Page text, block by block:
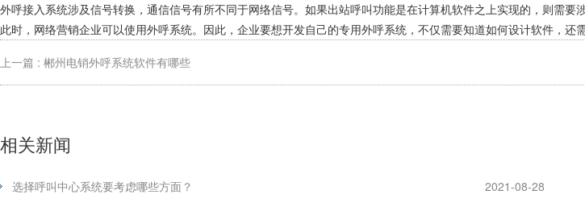
外呼接入系统涉及信号转换，通信信号有所不同于网络信号。如果出站呼叫功能是在计算机软件之上实现的，则需
此时，网络营销企业可以使用外呼系统。因此，企业要想开发自己的专用外呼系统，不仅需要知道如何设计软件，还
上一篇 : 郴州电销外呼系统软件有哪些
相关新闻
2021-08-28
选择呼叫中心系统要考虑哪些方面？